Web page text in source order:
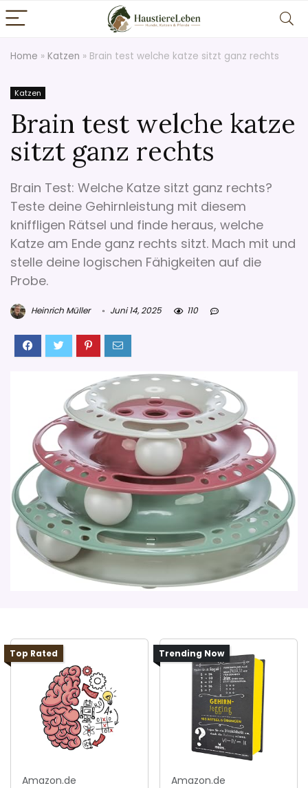
Home » Katzen » Brain test welche katze sitzt ganz rechts
Katzen
Brain test welche katze
sitzt ganz rechts
Brain Test: Welche Katze sitzt ganz rechts?
Teste deine Gehirnleistung mit diesem
kniffligen Rätsel und finde heraus, welche
Katze am Ende ganz rechts sitzt. Mach mit und
stelle deine logischen Fähigkeiten auf die
Probe.
Heinrich Müller Juni 14, 2025 110
Top Rated
Amazon.de
Trending Now
Amazon.de